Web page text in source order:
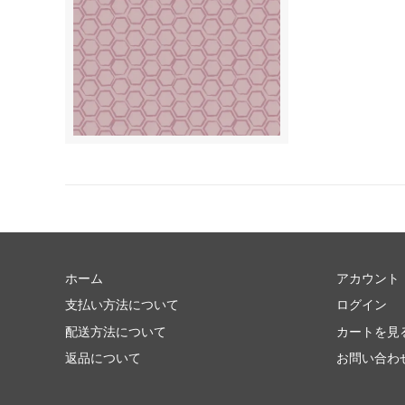
ホーム
支払い方法について
配送方法について
返品について
アカウント
ログイン
カートを見
お問い合わ